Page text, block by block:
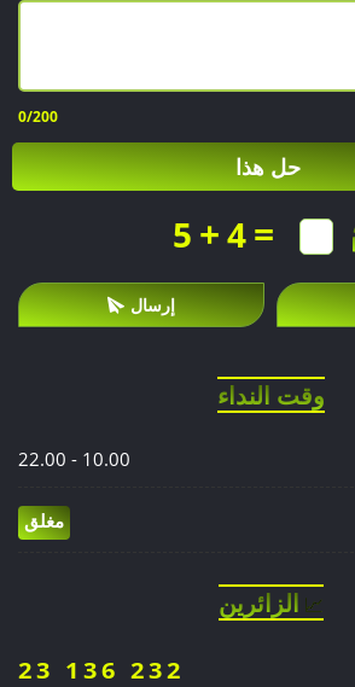
0/200
حل هذا
5 +4=
إرسال
وقت النداء
10.00 - 22.00
مغلق
📈 الزائرين
23 136 232